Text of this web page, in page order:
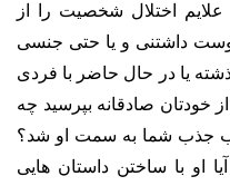
اختلال شخصیت را از
داشتنی و یا حتی جنسی
یا در حال حاضر با فردی
خودتان صادقانه بپرسید چه
جذب شما به سمت او شد؟
او با ساختن داستان هایی